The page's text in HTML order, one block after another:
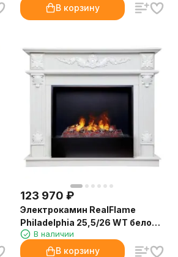
В корзину
123 970 ₽
Электрокамин RealFlame
Philadelphia 25,5/26 WT белое
золото с очагом 3D Cassette
630
В наличии
В корзину